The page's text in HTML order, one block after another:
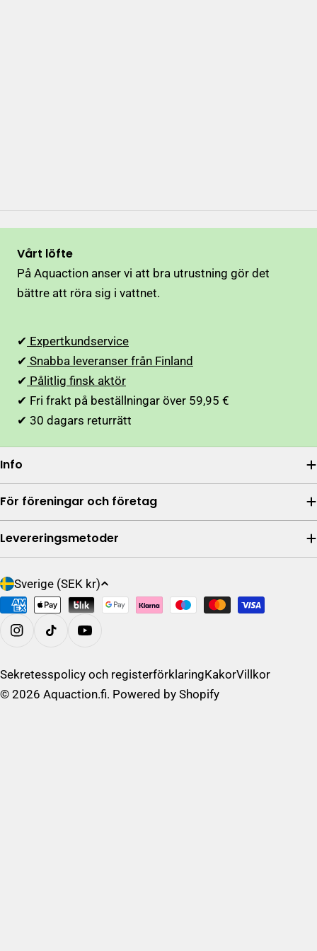
Vårt löfte
På Aquaction anser vi att bra utrustning gör det
bättre att röra sig i vattnet.
✔ Expertkundservice
✔ Snabba leveranser från Finland
✔ Pålitlig finsk aktör
✔ Fri frakt på beställningar över 59,95 €
✔ 30 dagars returrätt
Info
För föreningar och företag
Levereringsmetoder
L
a
n
R
e
Sverige (SEK kr)
Betalningsalternativ
På Instagram
© 2026 Aquaction.fi. Powered by Shopify
Sekretesspolicy och registerförklaringKakorVillkor